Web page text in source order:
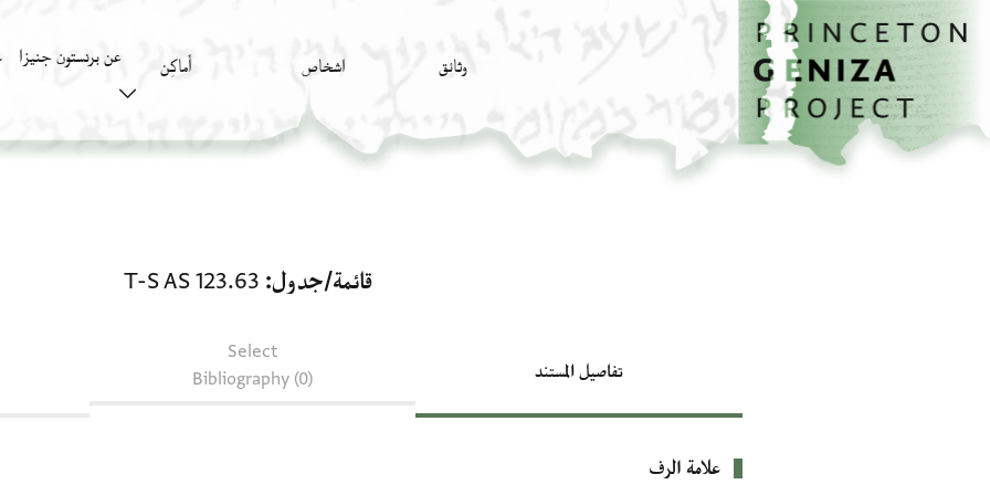
تخطي إلى المحتوى الرئيسي
الصفحة الرئيسية
وثائق اشخاص أَماكِن عن برنستون جنيزا
قائمة/جدول T-S AS 123.63
تفاصيل المستند
Select
Bibliography (0)
بيانات التعريف
علامة الرف